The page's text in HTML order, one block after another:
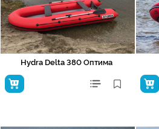
Hydra Delta 380 Оптима